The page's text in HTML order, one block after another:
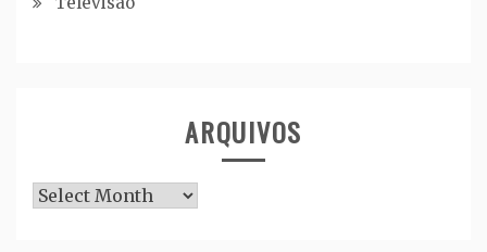
ARQUIVOS
Arquivos